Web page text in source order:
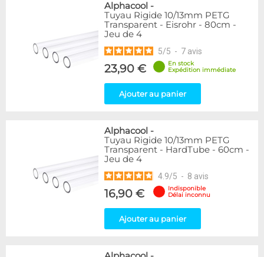
Alphacool -
Tuyau Rigide 10/13mm PETG
Transparent - Eisrohr - 80cm -
Jeu de 4
5/5 - 7 avis
23,90 €
En stock
Expédition immédiate
Ajouter au panier
Alphacool -
Tuyau Rigide 10/13mm PETG
Transparent - HardTube - 60cm -
Jeu de 4
4.9/5 - 8 avis
16,90 €
Indisponible
Délai inconnu
Ajouter au panier